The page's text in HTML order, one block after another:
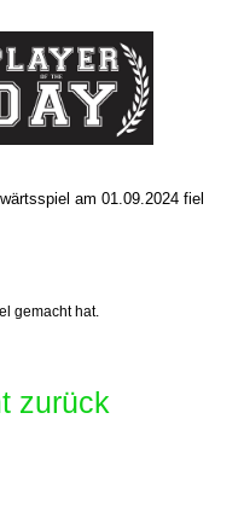
am 01.09.2024 fiel
gemacht hat.
zurück